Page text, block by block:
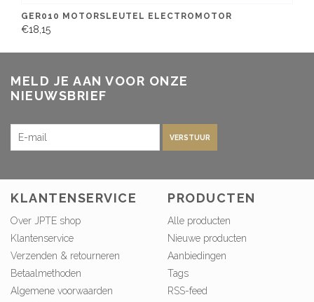
GER010 MOTORSLEUTEL ELECTROMOTOR
€18,15
MELD JE AAN VOOR ONZE
NIEUWSBRIEF
VERSTUUR
KLANTENSERVICE
Over JPTE shop
Klantenservice
Verzenden & retourneren
Betaalmethoden
Algemene voorwaarden
PRODUCTEN
Alle producten
Nieuwe producten
Aanbiedingen
Tags
RSS-feed